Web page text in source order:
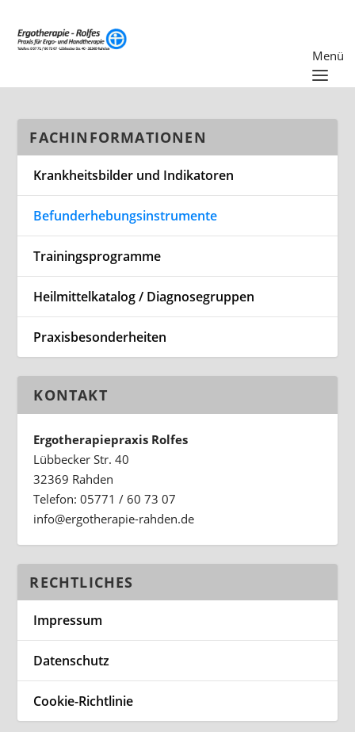
FACHINFORMATIONEN
Krankheitsbilder und Indikatoren
Befunderhebungsinstrumente
Trainingsprogramme
Heilmittelkatalog / Diagnosegruppen
Praxisbesonderheiten
KONTAKT
Ergotherapiepraxis Rolfes
Lübbecker Str. 40
32369 Rahden
Telefon: 05771 / 60 73 07
ed.nedhar-eiparehtogre@ofni
RECHTLICHES
Impressum
Datenschutz
Cookie-Richtlinie